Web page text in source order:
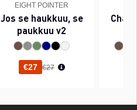
EIGHT POINTER
Jos se haukkuu, se
paukkuu v2
€27 Normaali hinta
€27